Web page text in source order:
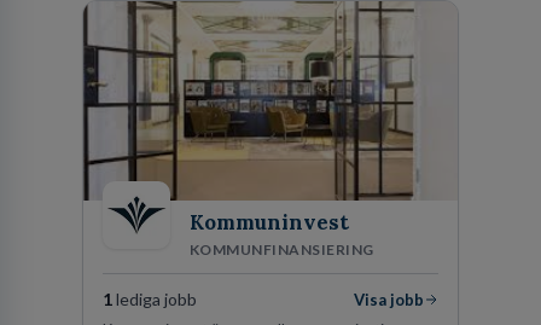
Kommuninvest
KOMMUNFINANSIERING
1lediga jobb
Visa jobb